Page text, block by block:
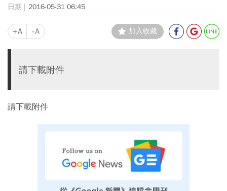
2016-05-31 06:45
+A -A 加入收藏
請下載附件
請下載附件